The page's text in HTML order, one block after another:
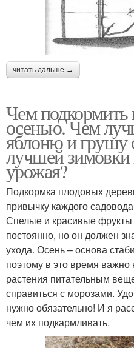
читать дальше →
Чем
осенью. Чем
яблоню и грушу
лучшей зимовки
урожая?
Подкормка плодовых
привычку каждого
Спелые и красивые фрукты
постоянно, но он должен
ухода. Осень – основа
поэтому в это время важно
растения питательным
справиться с морозами.
нужно обязательно! И я
чем их подкармливать.